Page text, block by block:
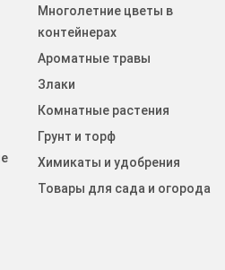
Многолетние цветы в
контейнерах
Ароматные травы
Злаки
Комнатные растения
Грунт и торф
Химикаты и удобрения
Товары для сада и огорода